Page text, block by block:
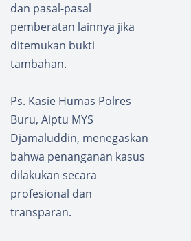
dan pasal-pasal
pemberatan lainnya jika
ditemukan bukti
tambahan.
Ps. Kasie Humas Polres
Buru, Aiptu MYS
Djamaluddin, menegaskan
bahwa penanganan kasus
dilakukan secara
profesional dan
transparan.